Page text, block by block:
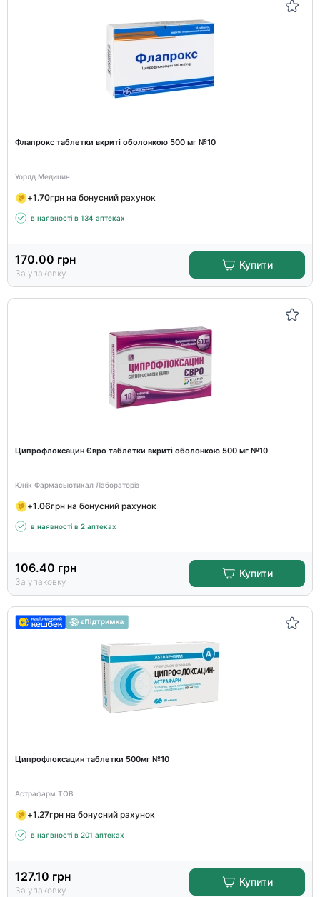
Флапрокс таблетки вкриті оболонкою 500 мг №10
Уорлд Медицин
+1.70грн на бонусний рахунок
в наявності в 134 аптеках
170.00 грн
За упаковку
Купити
Ципрофлоксацин Євро таблетки вкриті оболонкою 500 мг №10
Юнік Фармасьютикал Лабораторіз
+1.06грн на бонусний рахунок
в наявності в 2 аптеках
106.40 грн
За упаковку
Купити
Ципрофлоксацин таблетки 500мг №10
Астрафарм ТОВ
+1.27грн на бонусний рахунок
в наявності в 201 аптеках
127.10 грн
За упаковку
Купити